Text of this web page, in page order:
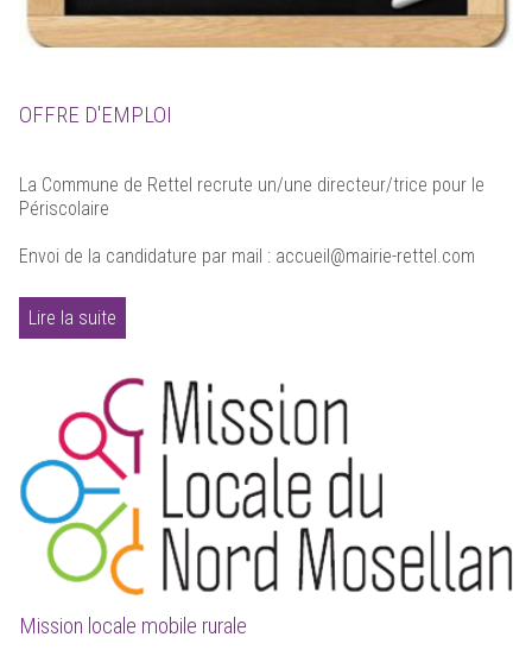
OFFRE D'EMPLOI
La Commune de Rettel recrute un/une directeur/trice pour le
Périscolaire
Envoi de la candidature par mail : accueil@mairie-rettel.com
Lire la suite
Mission locale mobile rurale